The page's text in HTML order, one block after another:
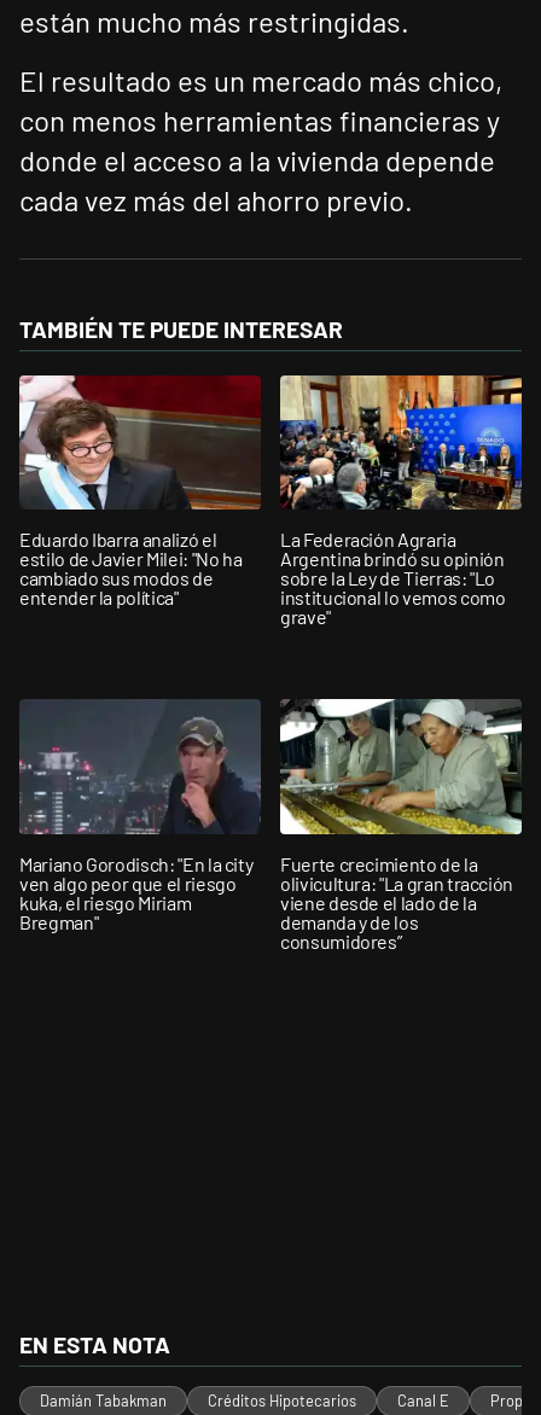
están mucho más restringidas.
El resultado es un mercado más chico,
con menos herramientas financieras y
donde el acceso a la vivienda depende
cada vez más del ahorro previo.
TAMBIÉN TE PUEDE INTERESAR
Eduardo Ibarra analizó el
estilo de Javier Milei: "No ha
cambiado sus modos de
entender la política"
La Federación Agraria
Argentina brindó su opinión
sobre la Ley de Tierras: "Lo
institucional lo vemos como
grave"
Mariano Gorodisch: "En la city
ven algo peor que el riesgo
kuka, el riesgo Miriam
Bregman"
Fuerte crecimiento de la
olivicultura: "La gran tracción
viene desde el lado de la
demanda y de los
consumidores”
EN ESTA NOTA
Damián Tabakman Créditos Hipotecarios Canal E